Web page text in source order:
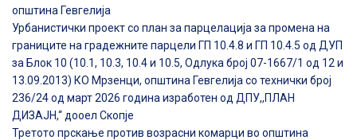
општина Гевгелија
Урбанистички проект со план за парцелација за промена на
границите на градежните парцели ГП 10.4.8 и ГП 10.4.5 од ДУП
за Блок 10 (10.1, 10.3, 10.4 и 10.5, Одлука број 07-1667/1 од 12 и
13.09.2013) КО Мрзенци, општина Гевгелија со технички број
236/24 од март 2026 година изработен од ДПУ,,ПЛАН
ДИЗАЈН,“ дооел Скопје
Третото прскање против возрасни комарци во општина